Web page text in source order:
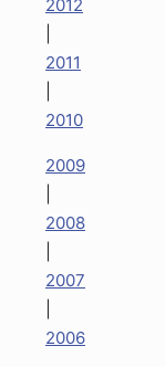
2012
2011
2010
2009
2008
2007
2006